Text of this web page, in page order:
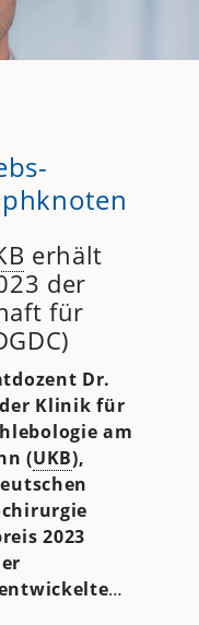
erhält
der
für
Dr.
Klinik für
am
(UKB),
2023
…